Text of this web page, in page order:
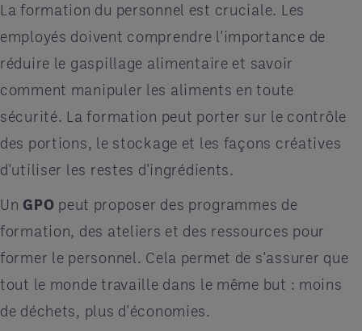
La formation du personnel est cruciale. Les
employés doivent comprendre l'importance de
réduire le gaspillage alimentaire et savoir
comment manipuler les aliments en toute
sécurité. La formation peut porter sur le contrôle
des portions, le stockage et les façons créatives
d'utiliser les restes d'ingrédients.
UnGPO peut proposer des programmes de
formation, des ateliers et des ressources pour
former le personnel. Cela permet de s'assurer que
tout le monde travaille dans le même but : moins
de déchets, plus d'économies.